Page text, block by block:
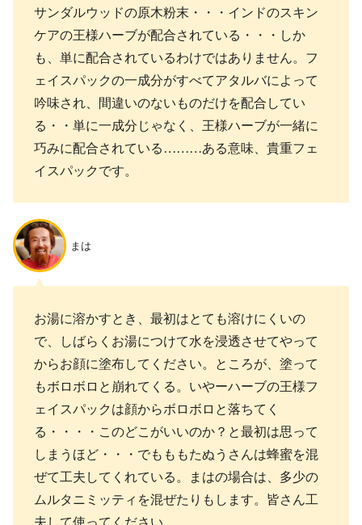
サンダルウッドの原木粉末・・・インドのスキン
ケアの王様ハーブが配合されている・・・しか
も、単に配合されているわけではありません。フ
ェイスパックの一成分がすべてアタルバによって
吟味され、間違いのないものだけを配合してい
る・・単に一成分じゃなく、王様ハーブが一緒に
巧みに配合されている………ある意味、貴重フェ
イスパックです。
まは
お湯に溶かすとき、最初はとても溶けにくいの
で、しばらくお湯につけて水を浸透させてやって
からお顔に塗布してください。ところが、塗って
もボロボロと崩れてくる。いやーハーブの王様フ
ェイスパックは顔からボロボロと落ちてく
る・・・・このどこがいいのか？と最初は思って
しまうほど・・・でもももたぬうさんは蜂蜜を混
ぜて工夫してくれている。まはの場合は、多少の
ムルタニミッティを混ぜたりもします。皆さん工